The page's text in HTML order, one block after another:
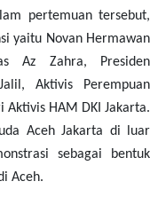
pertemuan tersebut,
yaitu Novan Hermawan
Az Zahra, Presiden
Aktivis Perempuan
Aktivis HAM DKI Jakarta.
Aceh Jakarta di luar
sebagai bentuk
Aceh.